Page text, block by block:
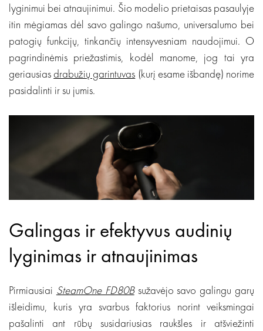
lyginimui bei atnaujinimui. Šio modelio prietaisas pasaulyje
itin mėgiamas dėl savo galingo našumo, universalumo bei
patogių funkcijų, tinkančių intensyvesniam naudojimui. O
pagrindinėmis priežastimis, kodėl manome, jog tai yra
geriausias drabužių garintuvas (kurį esame išbandę) norime
pasidalinti ir su jumis.
Galingas ir efektyvus audinių
lyginimas ir atnaujinimas
Pirmiausiai SteamOne FD80Bsužavėjo savo galingu garų
išleidimu, kuris yra svarbus faktorius norint veiksmingai
pašalinti ant rūbų susidariusias raukšles ir atšviežinti